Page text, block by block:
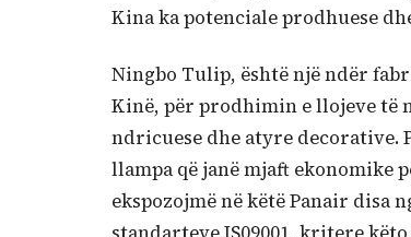
Kina ka potenciale prodhuese
Ningbo Tulip, është një ndër
Kinë, për prodhimin e llojeve të
ndricuese dhe atyre decorative.
llampa që janë mjaft ekonomike
ekspozojmë në këtë Panair disa